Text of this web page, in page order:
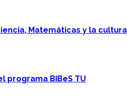
Matemáticas y la
programa BIBeS TU